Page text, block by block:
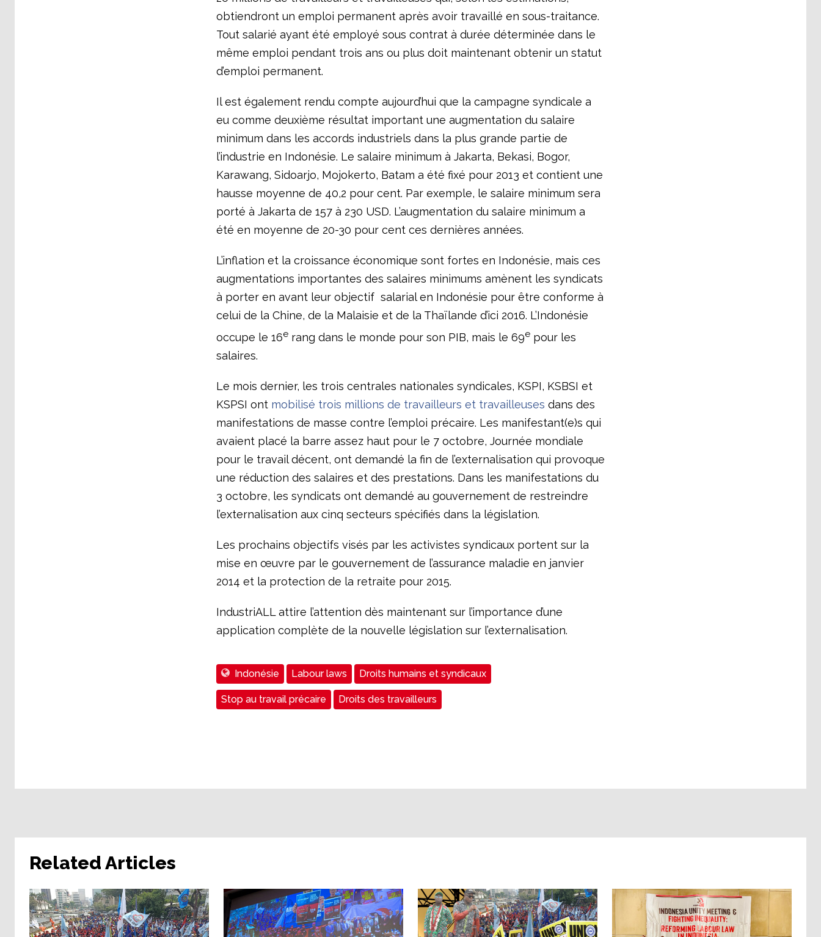
obtiendront un emploi permanent après avoir travaillé en sous-traitance.
Tout salarié ayant été employé sous contrat à durée déterminée dans le
même emploi pendant trois ans ou plus doit maintenant obtenir un statut
d’emploi permanent.
Il est également rendu compte aujourd’hui que la campagne syndicale a
eu comme deuxième résultat important une augmentation du salaire
minimum dans les accords industriels dans la plus grande partie de
l’industrie en Indonésie. Le salaire minimum à Jakarta, Bekasi, Bogor,
Karawang, Sidoarjo, Mojokerto, Batam a été fixé pour 2013 et contient une
hausse moyenne de 40,2 pour cent. Par exemple, le salaire minimum sera
porté à Jakarta de 157 à 230 USD. L’augmentation du salaire minimum a
été en moyenne de 20-30 pour cent ces dernières années.
L’inflation et la croissance économique sont fortes en Indonésie, mais ces
augmentations importantes des salaires minimums amènent les syndicats
à porter en avant leur objectif salarial en Indonésie pour être conforme à
celui de la Chine, de la Malaisie et de la Thaïlande d’ici 2016. L’Indonésie
occupe le 16erang dans le monde pour son PIB, mais le 69epour les
salaires.
Le mois dernier, les trois centrales nationales syndicales, KSPI, KSBSI et
KSPSI ont mobilisé trois millions de travailleurs et travailleuses dans des
manifestations de masse contre l’emploi précaire. Les manifestant(e)s qui
avaient placé la barre assez haut pour le 7 octobre, Journée mondiale
pour le travail décent, ont demandé la fin de l’externalisation qui provoque
une réduction des salaires et des prestations. Dans les manifestations du
3 octobre, les syndicats ont demandé au gouvernement de restreindre
l’externalisation aux cinq secteurs spécifiés dans la législation.
Les prochains objectifs visés par les activistes syndicaux portent sur la
mise en œuvre par le gouvernement de l’assurance maladie en janvier
2014 et la protection de la retraite pour 2015.
IndustriALL attire l’attention dès maintenant sur l’importance d’une
application complète de la nouvelle législation sur l’externalisation.
Indonésie Labour laws Droits humains et syndicaux
Stop au travail précaire Droits des travailleurs
Related Articles